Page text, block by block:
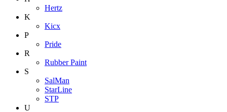
Hertz
K
Kicx
P
Pride
R
Rubber Paint
S
SalMan
StarLine
STP
U